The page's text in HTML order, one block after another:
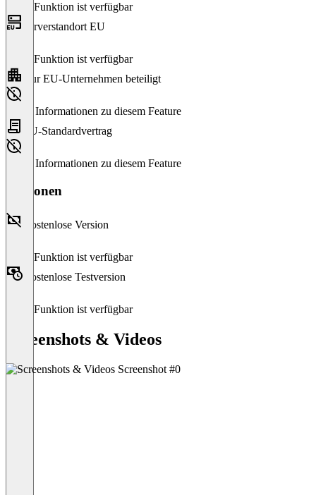
Diese Funktion ist verfügbar
Serverstandort EU
Diese Funktion ist verfügbar
Nur EU-Unternehmen beteiligt
Keine Informationen zu diesem Feature
EU-Standardvertrag
Keine Informationen zu diesem Feature
Versionen
Kostenlose Version
Diese Funktion ist verfügbar
Kostenlose Testversion
Diese Funktion ist verfügbar
Screenshots & Videos